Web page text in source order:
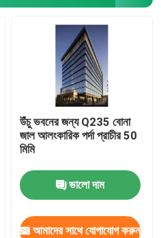
উঁচু ভবনের জন্য Q235 বোনা
জাল আলংকারিক পর্দা প্রাচীর 50
মিমি
ভালো দাম
আমাদের সাথে যোগাযোগ করুন